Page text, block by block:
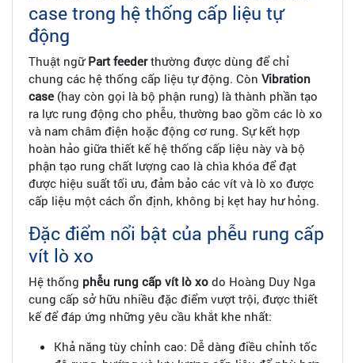
case trong hệ thống cấp liệu tự
động
Thuật ngữ Part feederthường được dùng để chỉ
chung các hệ thống cấp liệu tự động. Còn Vibration
case (hay còn gọi là bộ phận rung) là thành phần tạo
ra lực rung động cho phễu, thường bao gồm các lò xo
và nam châm điện hoặc động cơ rung. Sự kết hợp
hoàn hảo giữa thiết kế hệ thống cấp liệu này và bộ
phận tạo rung chất lượng cao là chìa khóa để đạt
được hiệu suất tối ưu, đảm bảo các vít và lò xo được
cấp liệu một cách ổn định, không bị kẹt hay hư hỏng.
Đặc điểm nổi bật của phễu rung cấp
vít lò xo
Hệ thống phễu rung cấp vít lò xo do Hoàng Duy Nga
cung cấp sở hữu nhiều đặc điểm vượt trội, được thiết
kế để đáp ứng những yêu cầu khắt khe nhất:
Khả năng tùy chỉnh cao: Dễ dàng điều chỉnh tốc